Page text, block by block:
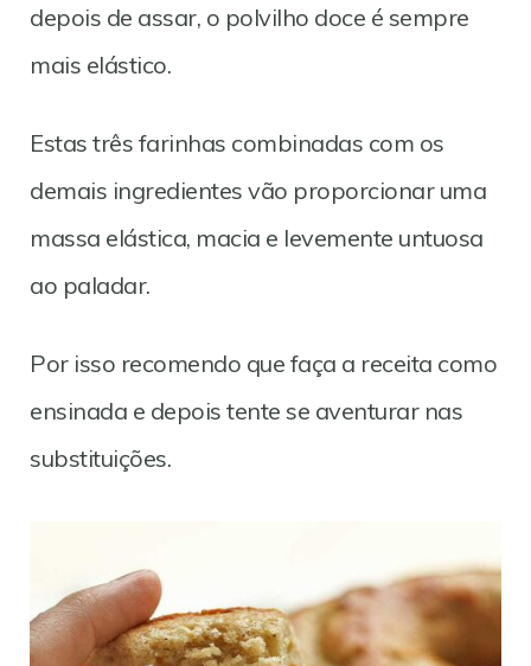
depois de assar, o polvilho doce é sempre
mais elástico.
Estas três farinhas combinadas com os
demais ingredientes vão proporcionar uma
massa elástica, macia e levemente untuosa
ao paladar.
Por isso recomendo que faça a receita como
ensinada e depois tente se aventurar nas
substituições.